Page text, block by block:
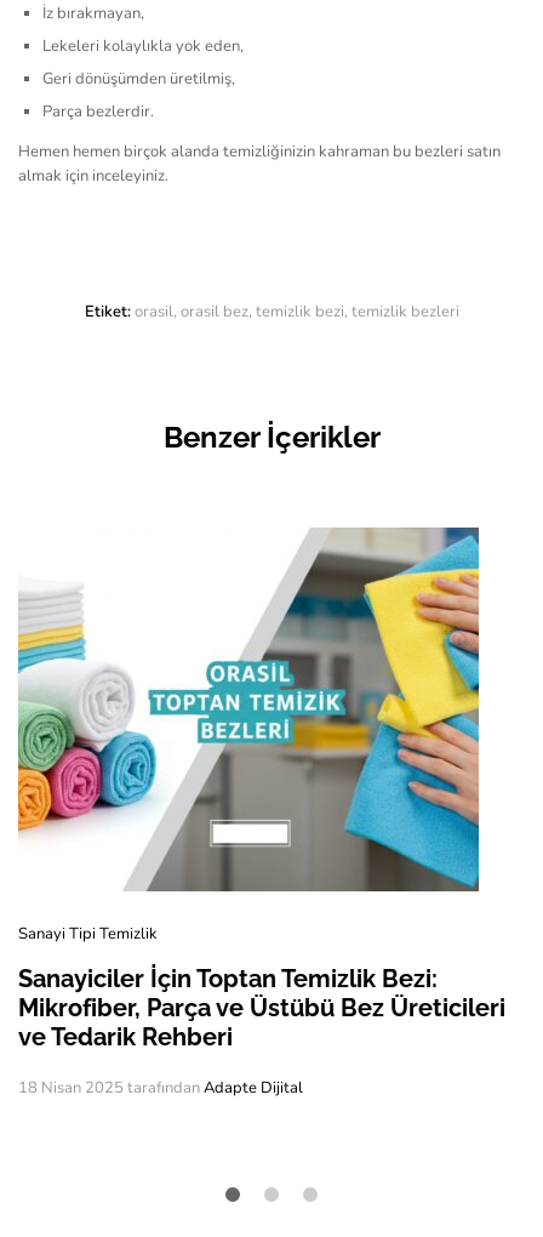
İz bırakmayan,
Lekeleri kolaylıkla yok eden,
Geri dönüşümden üretilmiş,
Parça bezlerdir.
Hemen hemen birçok alanda temizliğinizin kahraman bu bezleri satın
almak için inceleyiniz.
Etiket:orasil, orasil bez, temizlik bezi, temizlik bezleri
Benzer İçerikler
Sanayi Tipi Temizlik
Sanayiciler İçin Toptan Temizlik Bezi:
Mikrofiber, Parça ve Üstübü Bez Üreticileri
ve Tedarik Rehberi
18 Nisan 2025 tarafındanAdapte Dijital